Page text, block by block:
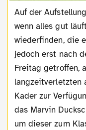
Auf der Aufstellungsliste des BVB könnten sich,
wenn alles gut
wiederfinden, die
jedoch erst nach
Freitag getroffen,
langzeitverletzten
Kader zur
das Marvin
um dieser zum